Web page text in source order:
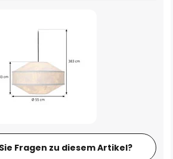
Fragen zu diesem Artikel?